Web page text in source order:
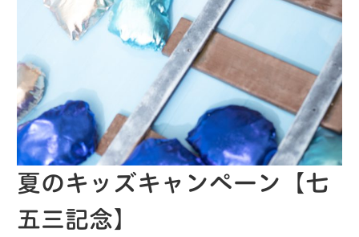
夏のキッズキャンペーン【七
五三記念】